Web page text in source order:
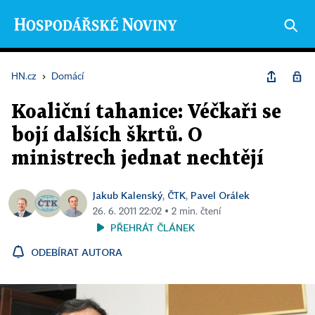
HN.cz › Domácí
Koaliční tahanice: Véčkaři se
bojí dalších škrtů. O
ministrech jednat nechtějí
Jakub Kalenský, ČTK, Pavel Orálek
26. 6. 2011 22:02 ▪ 2 min. čtení
PŘEHRÁT ČLÁNEK
ODEBÍRAT AUTORA